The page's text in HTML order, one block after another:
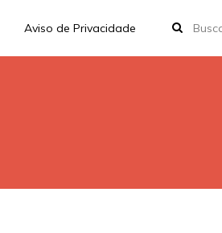
Aviso de Privacidade